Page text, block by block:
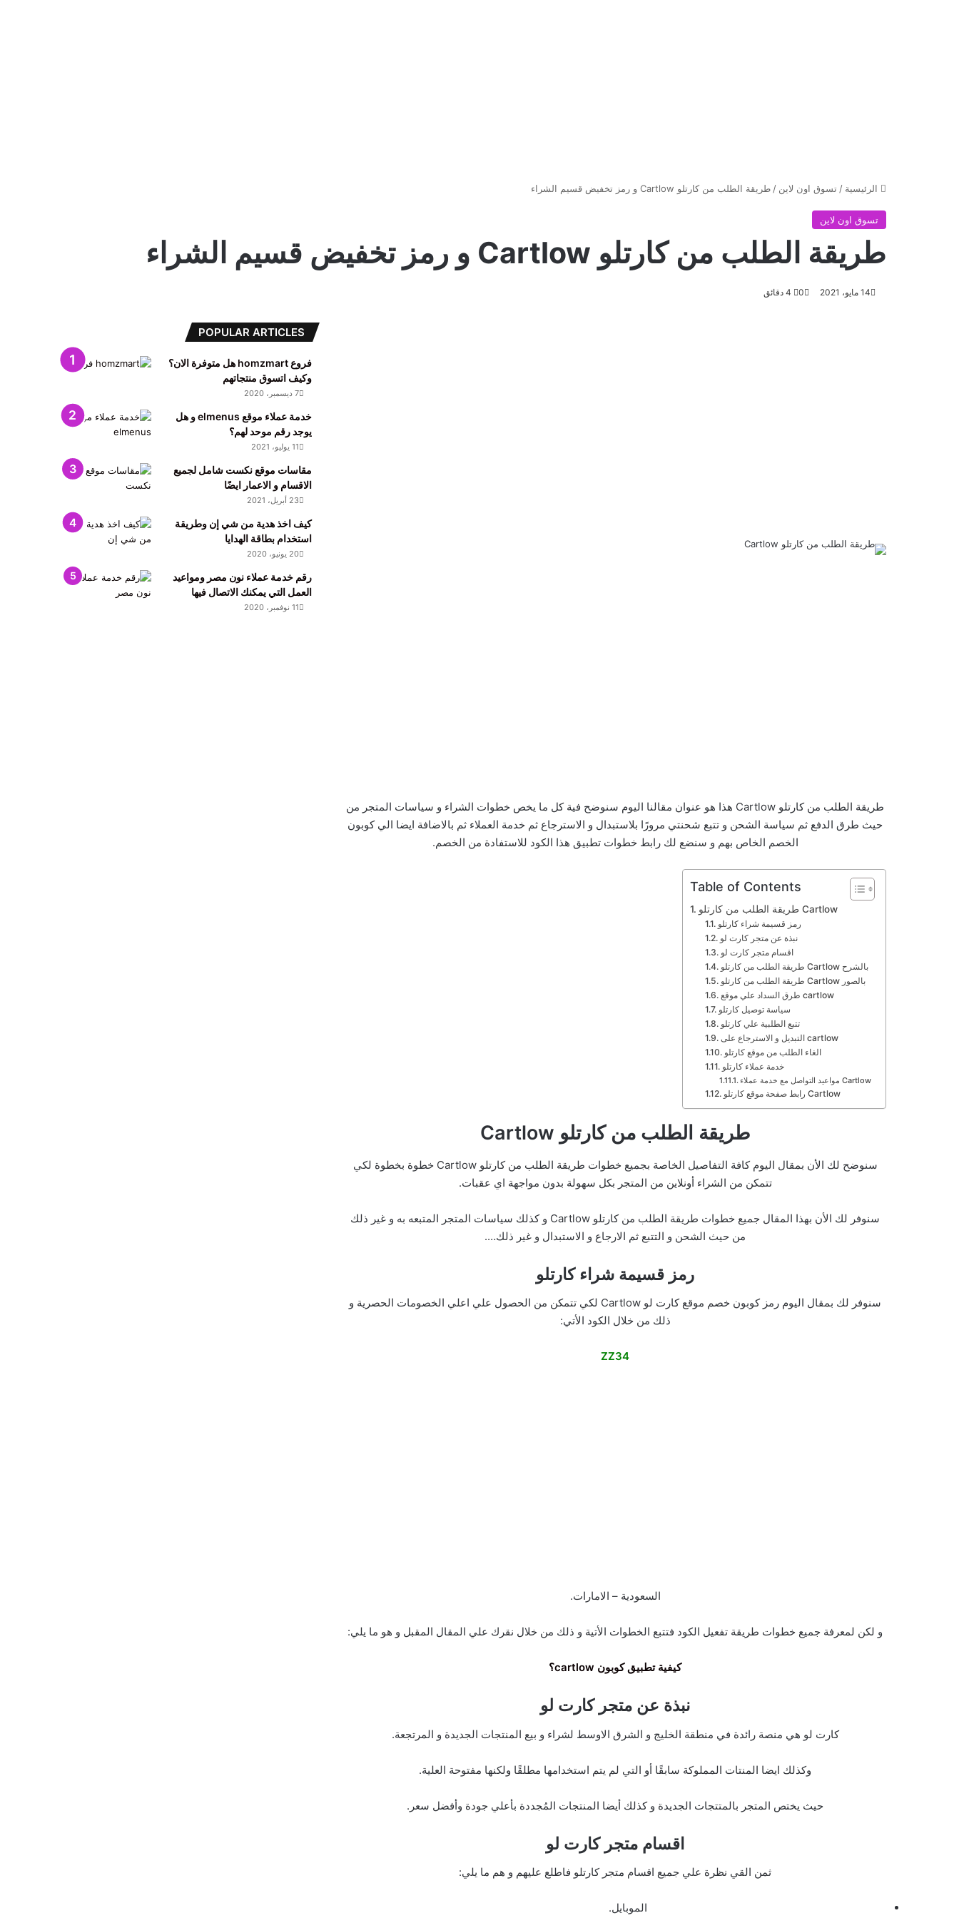
الرئيسية / تسوق اون لاين / طريقة الطلب من كارتلو Cartlow و رمز تخفيض قسيم الشراء
تسوق اون لاين
طريقة الطلب من كارتلو Cartlow و رمز تخفيض قسيم الشراء
14 مايو، 2021 0
طريقة الطلب من كارتلو Cartlow هذا هو عنوان مقالنا اليوم سنوضح فية كل ما يخص خطوات الشراء و سياسات المتجر من
حيث طرق الدفع ثم سياسة الشحن و تتبع شحنتي مرورًا بلاستبدال و الاسترجاع ثم خدمة العملاء ثم بالاضافة ايضا الي كوبون
الخصم الخاص بهم و سنضع لك رابط خطوات تطبيق هذا الكود للاستفادة من الخصم.
Table of Contents
طريقة الطلب من كارتلو Cartlow
رمز قسيمة شراء كارتلو
نبذة عن متجر كارت لو
اقسام متجر كارت لو
طريقة الطلب من كارتلو Cartlow بالشرح
طريقة الطلب من كارتلو Cartlow بالصور
طرق السداد علي موقع cartlow
سياسة توصيل كارتلو
تتبع الطلبية علي كارتلو
التبديل و الاسترجاع على cartlow
الغاء الطلب من موقع كارتلو
خدمة عملاء كارتلو
مواعيد التواصل مع خدمة عملاء Cartlow
رابط صفحة موقع كارتلو Cartlow
طريقة الطلب من كارتلو Cartlow
سنوضح لك الأن بمقال اليوم كافة التفاصيل الخاصة بجميع خطوات طريقة الطلب من كارتلو Cartlow خطوة بخطوة لكي
تتمكن من الشراء أونلاين من المتجر بكل سهولة بدون مواجهة اي عقبات.
سنوفر لك الأن بهذا المقال جميع خطوات طريقة الطلب من كارتلو Cartlow و كذلك سياسات المتجر المتبعه به و غير ذلك
من حيث الشحن و التتبع ثم الارجاع و الاستبدال و غير ذلك….
رمز قسيمة شراء كارتلو
سنوفر لك بمقال اليوم رمز كوبون خصم موقع كارت لو Cartlow لكي تتمكن من الحصول علي اعلي الخصومات الحصرية و
ذلك من خلال الكود الأتي:
ZZ34
السعودية – الامارات.
و لكن لمعرفة جميع خطوات طريقة تفعيل الكود فتتبع الخطوات الأتية و ذلك من خلال نقرك علي المقال المقبل و هو ما يلي:
كيفية تطبيق كوبون cartlow؟
نبذة عن متجر كارت لو
كارت لو هي منصة رائدة في منطقة الخليج و الشرق الاوسط لشراء و بيع المنتجات الجديدة و المرتجعة.
وكذلك ايضا المنتات المملوكة سابقًا أو التي لم يتم استخدامها مطلقًا ولكنها مفتوحة العلية.
حيث يختص المتجر بالمتتجات الجديدة و كذلك أيضا المنتجات المُجددة بأعلي جودة وأفضل سعر.
اقسام متجر كارت لو
ثمن القي نظرة علي جميع اقسام متجر كارتلو فاطلع عليهم و هم ما يلي:
الموبايل.
POPULAR ARTICLES
فروع homzmart هل متوفرة الان؟
وكيف اتسوق منتجاتهم
7 ديسمبر، 2020
خدمة عملاء موقع elmenus و هل
يوجد رقم موحد لهم؟
11 يوليو، 2021
مقاسات موقع نكست شامل لجميع
الاقسام و الاعمار ايضًا
23 أبريل، 2021
كيف اخذ هدية من شي إن وطريقة
استخدام بطاقة الهدايا
20 يونيو، 2020
رقم خدمة عملاء نون مصر ومواعيد
العمل التي يمكنك الاتصال فيها
11 نوفمبر، 2020